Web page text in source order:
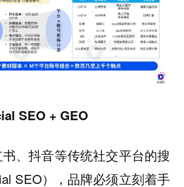
SEO + GEO
、抖音等传统社交平台的搜
SEO），品牌必须立刻着手